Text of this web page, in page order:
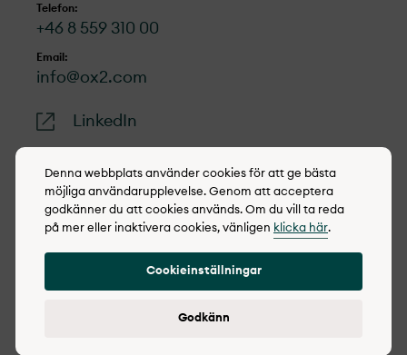
Telefon:
+46 8 559 310 00
Email:
info@ox2.com
LinkedIn
© 2022-2026 OX2
Cookie policy
Denna webbplats använder cookies för att ge bästa
möjliga användarupplevelse. Genom att acceptera
godkänner du att cookies används. Om du vill ta reda
på mer eller inaktivera cookies, vänligen klicka här.
Cookieinställningar
Godkänn